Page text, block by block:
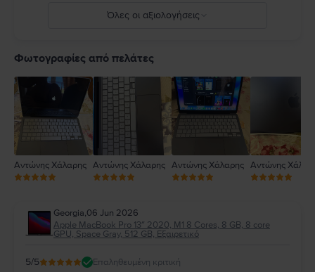
ca/guide/macbook-air/apd9b8f7aa11/mac
Όλες οι αξιολογήσεις
4
Φωτογραφίες από πελάτες
Αντώνης Χάλαρης Αντώνης Χάλαρης Αντώνης Χάλαρης Αντώνης
Georgia,06 Jun 2026
Apple MacBook Pro 13″ 2020, M1 8 Cores, 8 GB, 8 core
GPU, Space Gray, 512 GB, Εξαιρετικό
5/5 Επαληθευμένη κριτική